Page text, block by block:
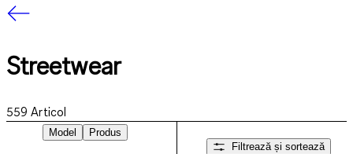
Streetwear
559 Articol
Model
Produs
Filtrează și sortează